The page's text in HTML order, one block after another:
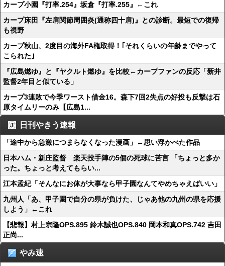
カープ小園『打率.254』坂倉『打率.255』←これ
カープ床田『左肩関節周囲炎(通称四十肩)』との診断。最短での復帰
も視野
カープ秋山、2度目の海外FA権取得！｢それくらいの年齢までやって
こられた｣
『広島燃ゆ』と『ヤクルト燃ゆ』を比較←カープファンの反応「新井
監督2年目と似ている」
カープ3連敗で今季ワースト借金16。森下7回2失点の好投も反撃は石
原タイムリーのみ【広島1...
日刊やきう速報
「途中から急激につまらなくなった漫画」←思い浮かべた作品
日本ハム・新庄監督 楽天投手陣の5個の死球に苦言 「ちょっと多か
った。ちょっと考えてもらい...
江本孟紀「そんなにお体が大事なら甲子園なんてやめちゃえばいい」
九州人「あ、甲子園で自分の県が負けた、じゃあ他の九州の県を応援
しよう」←これ
【悲報】村上宗隆OPS.895 鈴木誠也OPS.840 岡本和真OPS.742 吉田
正尚...
やみ速